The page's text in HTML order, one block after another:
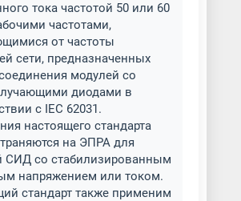
тока частотой 50 или 60
частотами,
от частоты
сети, предназначенных
модулей со
диодами в
с IEC 62031.
настоящего стандарта
на ЭПРА для
СИД со стабилизированным
напряжением или током.
стандарт также применим